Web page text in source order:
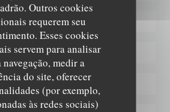
Outros cookies
requerem seu
Esses cookies
servem para analisar
navegação, medir a
do site, oferecer
(por exemplo,
às redes sociais)